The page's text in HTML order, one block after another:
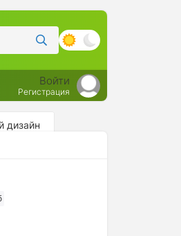
Войти
Регистрация
дизайн